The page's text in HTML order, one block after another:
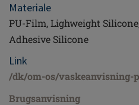
Materiale
PU-Film, Lighweight
Adhesive Silicone
Link
/dk/om-os/vaskeanvisning-
Brugsanvisning